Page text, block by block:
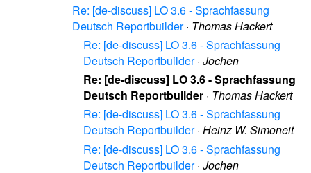
Re: [de-discuss] LO 3.6 - Sprachfassung
Deutsch Reportbuilder· Thomas Hackert
Re: [de-discuss] LO 3.6 - Sprachfassung
Deutsch Reportbuilder· Jochen
Re: [de-discuss] LO 3.6 - Sprachfassung
Deutsch Reportbuilder · Thomas Hackert
Re: [de-discuss] LO 3.6 - Sprachfassung
Deutsch Reportbuilder· Heinz W. Simoneit
Re: [de-discuss] LO 3.6 - Sprachfassung
Deutsch Reportbuilder· Jochen